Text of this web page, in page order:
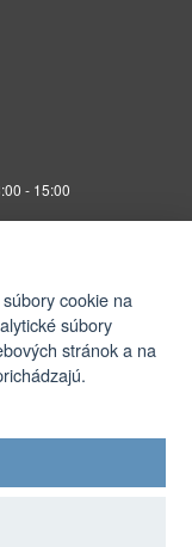
- 15:00
cookie na
súbory
stránok a na